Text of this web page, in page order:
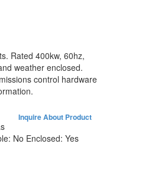
Rated 400kw, 60hz,
weather enclosed.
control hardware
Inquire About Product
No Enclosed: Yes